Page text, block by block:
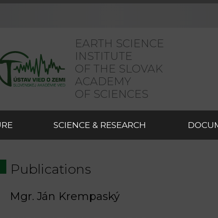
EARTH SCIENCE
INSTITUTE
OF THE SLOVAK
ACADEMY
OF SCIENCES
SCIENCE & RESEARCH
Publications
Mgr. Ján Krempaský